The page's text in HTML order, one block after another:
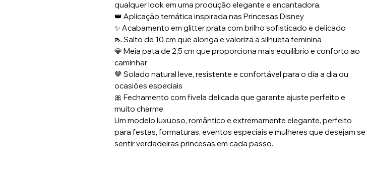
qualquer look em uma produção elegante e encantadora.
👑 Aplicação temática inspirada nas Princesas Disney
✨ Acabamento em glitter prata com brilho sofisticado e delicado
👠 Salto de 10 cm que alonga e valoriza a silhueta feminina
💎 Meia pata de 2,5 cm que proporciona mais equilíbrio e conforto ao
caminhar
🤎 Solado natural leve, resistente e confortável para o dia a dia ou
ocasiões especiais
🎀 Fechamento com fivela delicada que garante ajuste perfeito e
muito charme
Um modelo luxuoso, romântico e extremamente elegante, perfeito
para festas, formaturas, eventos especiais e mulheres que desejam se
sentir verdadeiras princesas em cada passo.